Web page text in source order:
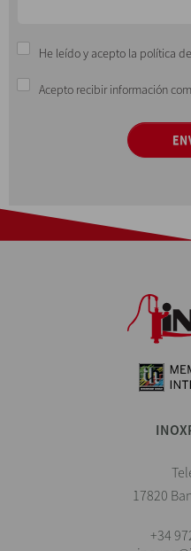
He leído y acepto la política
Acepto recibir información
17820
+34